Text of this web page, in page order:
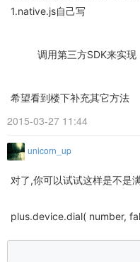
1.native.js自己写
调用第三方SDK来实现
希望看到楼下补充其它方法
2015-03-27 11:44
unicorn_up
对了,你可以试试这样是不是
plus.device.dial( number,